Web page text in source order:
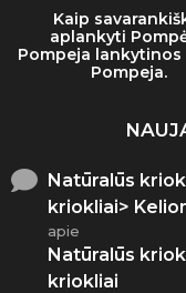
Kaip
aplankyti
Pompeja lankytinos
Pompeja.
Natūralūs
kriokliai>
apie
Natūralūs
kriokliai